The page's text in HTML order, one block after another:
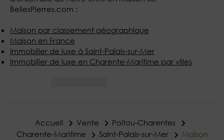
BellesPierres.com :
Maison par classement géographique
Maison en France
Immobilier de luxe à Saint-Palais-sur-Mer
Immobilier de luxe en Charente-Maritime par villes
Accueil Vente
Poitou-Charentes
Charente-Maritime
Saint-Palais-sur-Mer Maison